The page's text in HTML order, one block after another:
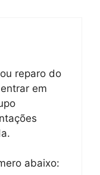
reparo do
em
abaixo: